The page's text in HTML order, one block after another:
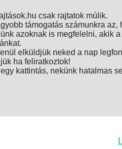
csak rajtatok múlik.
támogatás számunkra
azoknak is megfelelni, akik
elküldjük neked a nap
ha feliratkoztok!
kattintás, nekünk hatalmas